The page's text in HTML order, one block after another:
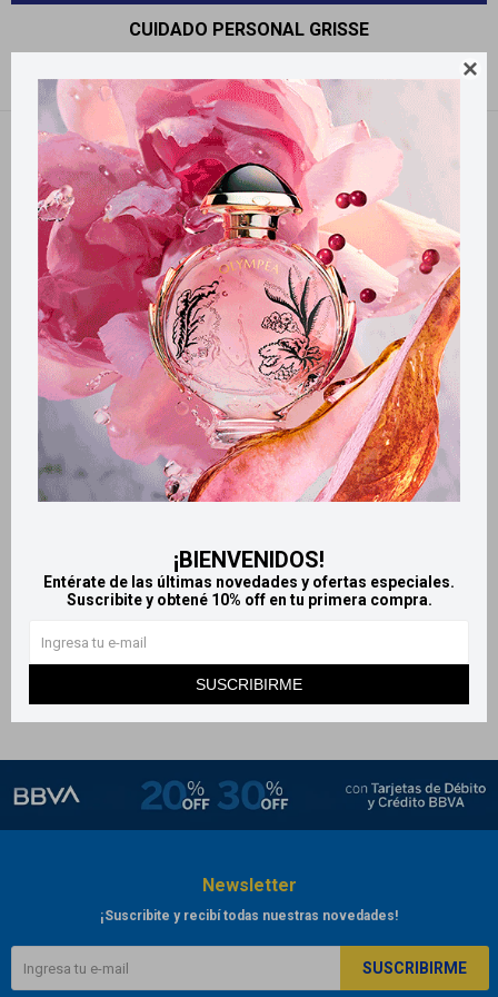

¡BIENVENIDOS!
Entérate de las últimas novedades y ofertas especiales.
Suscribite y obtené 10% off en tu primera compra.
SUSCRIBIRME
CUIDADO PERSONAL GRISSE
Recomendados
Filtrando por: GRISSE
Llega HOY
Llega en 2 HS
$ 220
Newsletter
¡Suscribite y recibí todas nuestras novedades!
SUSCRIBIRME